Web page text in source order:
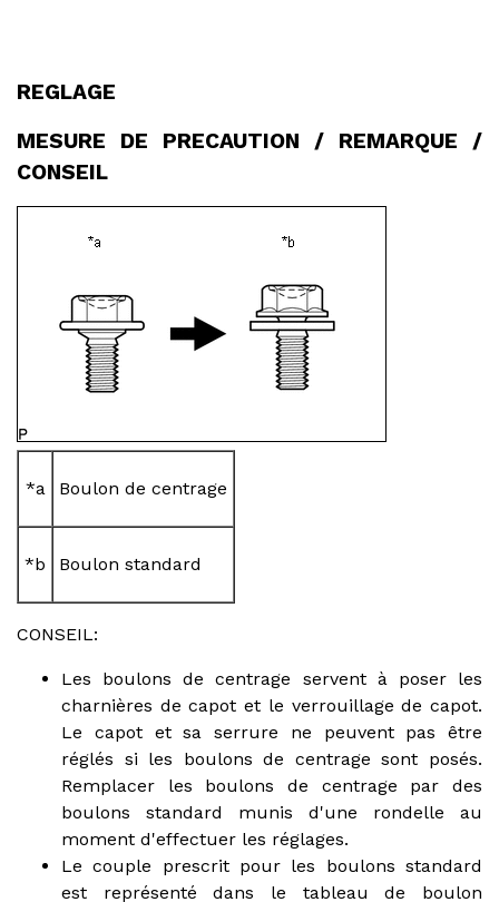
REGLAGE
MESURE DE PRECAUTION / REMARQUE /
CONSEIL
*a Boulon de centrage
*b Boulon standard
CONSEIL:
Les boulons de centrage servent à poser les
charnières de capot et le verrouillage de capot.
Le capot et sa serrure ne peuvent pas être
réglés si les boulons de centrage sont posés.
Remplacer les boulons de centrage par des
boulons standard munis d'une rondelle au
moment d'effectuer les réglages.
Le couple prescrit pour les boulons standard
est représenté dans le tableau de boulon